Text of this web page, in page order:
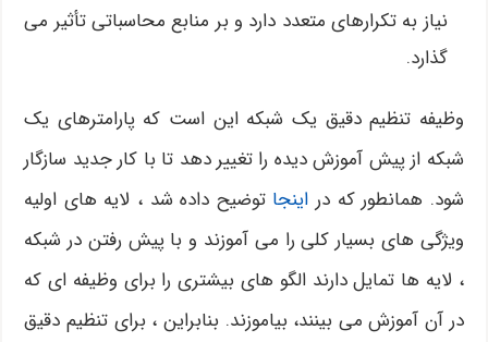
نیاز به تکرارهای متعدد دارد و بر منابع محاسباتی تأثیر می
گذارد.
وظیفه تنظیم دقیق یک شبکه این است که پارامترهای یک
شبکه از پیش آموزش دیده را تغییر دهد تا با کار جدید سازگار
شود. همانطور که در اینجا توضیح داده شد ، لایه های اولیه
ویژگی های بسیار کلی را می آموزند و با پیش رفتن در شبکه
، لایه ها تمایل دارند الگو های بیشتری را برای وظیفه ای که
در آن آموزش می بینند، بیاموزند. بنابراین ، برای تنظیم دقیق